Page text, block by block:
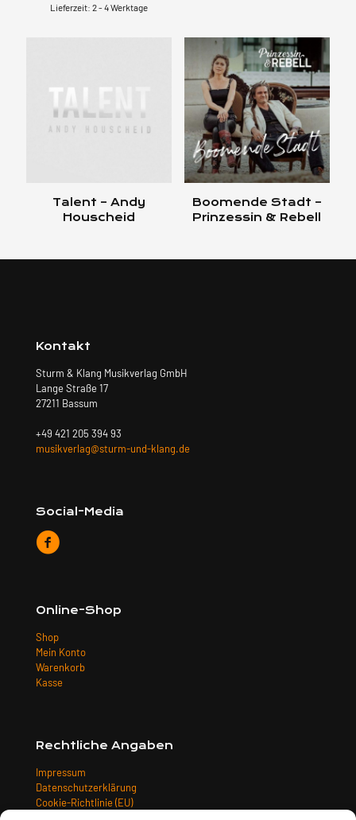
Lieferzeit:2 - 4 Werktage
Talent – Andy
Houscheid
Boomende Stadt –
Prinzessin & Rebell
Kontakt
Sturm & Klang Musikverlag GmbH
Lange Straße 17
27211 Bassum
+49 421 205 394 93
musikverlag@sturm-und-klang.de
Social-Media
Online-Shop
Shop
Mein Konto
Warenkorb
Kasse
Rechtliche Angaben
Impressum
Datenschutzerklärung
Cookie-Richtlinie (EU)